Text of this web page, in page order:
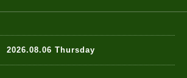
2026.08.06 Thursday